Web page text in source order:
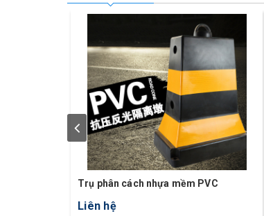
Trụ phân cách nhựa mềm PVC
Liên hệ